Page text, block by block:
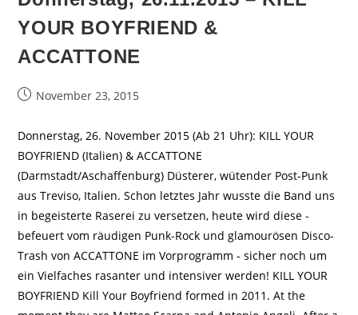
YOUR BOYFRIEND &
ACCATTONE
BeitragNovember 23, 2015
Donnerstag, 26. November 2015 (Ab 21 Uhr): KILL YOUR
BOYFRIEND (Italien) & ACCATTONE
(Darmstadt/Aschaffenburg) Düsterer, wütender Post-Punk
aus Treviso, Italien. Schon letztes Jahr wusste die Band uns
in begeisterte Raserei zu versetzen, heute wird diese -
befeuert vom räudigen Punk-Rock und glamourösen Disco-
Trash von ACCATTONE im Vorprogramm - sicher noch um
ein Vielfaches rasanter und intensiver werden! KILL YOUR
BOYFRIEND Kill Your Boyfriend formed in 2011. At the